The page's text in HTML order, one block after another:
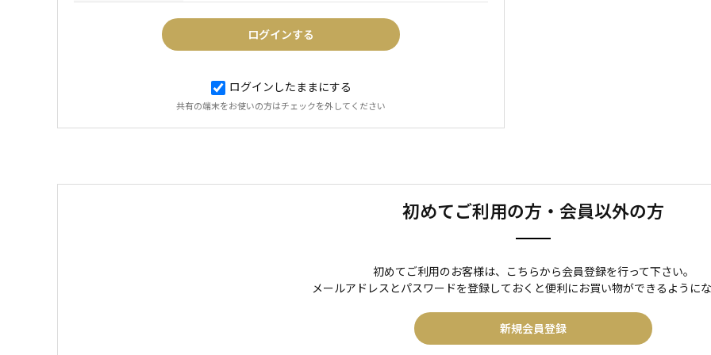
ログインしたままにする
共有の端末をお使いの方はチェックを外してください
初めてご利用の方・会員以外の方
初めてご利用のお客様は、こちらから会員登録を行って下さい。
メールアドレスとパスワードを登録しておくと便利にお買い物ができるように